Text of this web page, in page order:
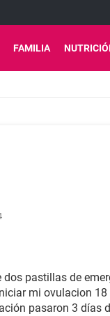
FAMILIA
pastillas de
mi ovulacion
pasaron 3 días